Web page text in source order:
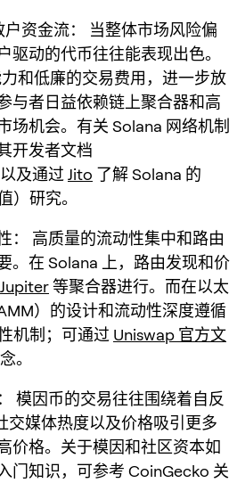
资金流：
当整体市场风险偏
驱动的代币往往能表现出色。
和低廉的交易费用，进一步放
与者日益依赖链上聚合器和高
场机会。有关 Solana 网络机制
开发者文档
及通过 Jito 了解 Solana 的
）研究。
：
高质量的流动性集中和路由
。在 Solana 上，路由发现和价
Jupiter等聚合器进行。而在以太
）的设计和流动性深度遵循
机制；可通过 Uniswap 官方文
。
模因币的交易往往围绕着自反
媒体热度以及价格吸引更多
价格。关于模因和社区资本如
门知识，可参考 CoinGecko 关